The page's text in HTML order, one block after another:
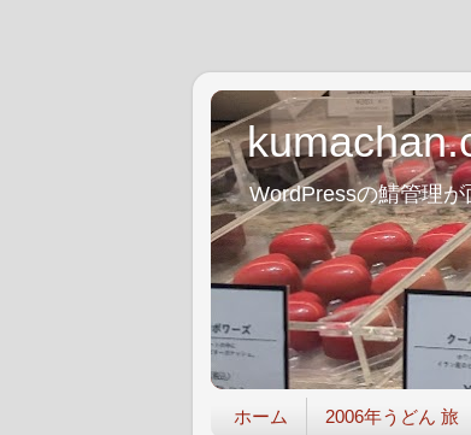
WordPressの鯖管理
ホーム 2006年うどん 旅